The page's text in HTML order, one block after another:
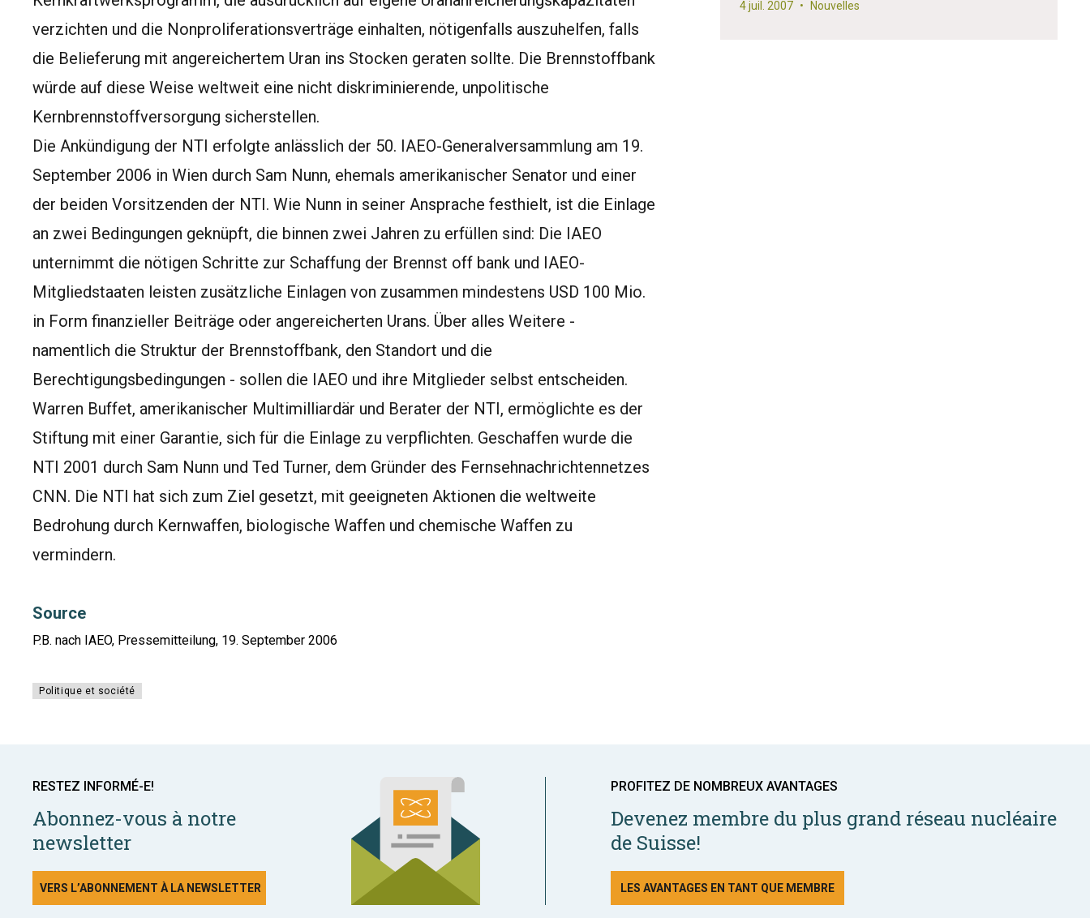
verzichten und die Nonproliferationsverträge einhalten, nötigenfalls auszuhelfen, falls
die Belieferung mit angereichertem Uran ins Stocken geraten sollte. Die Brennstoffbank
würde auf diese Weise weltweit eine nicht diskriminierende, unpolitische
Kernbrennstoffversorgung sicherstellen.
Die Ankündigung der NTI erfolgte anlässlich der 50. IAEO-Generalversammlung am 19.
September 2006 in Wien durch Sam Nunn, ehemals amerikanischer Senator und einer
der beiden Vorsitzenden der NTI. Wie Nunn in seiner Ansprache festhielt, ist die Einlage
an zwei Bedingungen geknüpft, die binnen zwei Jahren zu erfüllen sind: Die IAEO
unternimmt die nötigen Schritte zur Schaffung der Brennst off bank und IAEO-
Mitgliedstaaten leisten zusätzliche Einlagen von zusammen mindestens USD 100 Mio.
in Form finanzieller Beiträge oder angereicherten Urans. Über alles Weitere -
namentlich die Struktur der Brennstoffbank, den Standort und die
Berechtigungsbedingungen - sollen die IAEO und ihre Mitglieder selbst entscheiden.
Warren Buffet, amerikanischer Multimilliardär und Berater der NTI, ermöglichte es der
Stiftung mit einer Garantie, sich für die Einlage zu verpflichten. Geschaffen wurde die
NTI 2001 durch Sam Nunn und Ted Turner, dem Gründer des Fernsehnachrichtennetzes
CNN. Die NTI hat sich zum Ziel gesetzt, mit geeigneten Aktionen die weltweite
Bedrohung durch Kernwaffen, biologische Waffen und chemische Waffen zu
vermindern.
Source
P.B. nach IAEO, Pressemitteilung, 19. September 2006
Politique et société
4 juil. 2007 • Nouvelles
RESTEZ INFORMÉ-E!
Abonnez-vous à notre
newsletter
VERS L’ABONNEMENT À LA NEWSLETTER
PROFITEZ DE NOMBREUX AVANTAGES
Devenez membre du plus grand réseau nucléaire
de Suisse!
LES AVANTAGES EN TANT QUE MEMBRE